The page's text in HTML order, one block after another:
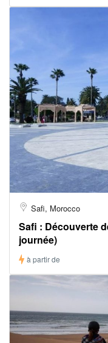
Safi, Morocco
Safi : Découverte
journée)
à partir de